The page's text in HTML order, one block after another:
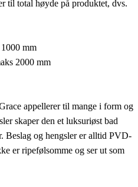
til total høyde på produktet, dvs.
mm
2000 mm
appellerer til mange i form og
skaper den et luksuriøst bad
Beslag og hengsler er alltid PVD-
er ripefølsomme og ser ut som